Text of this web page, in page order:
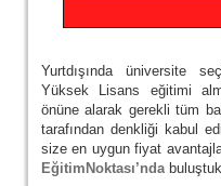
Yurtdışında üniversite
Yüksek Lisans eğitimi
önüne alarak gerekli tüm
tarafından denkliği kabul
size en uygun fiyat
EğitimNoktası’nda